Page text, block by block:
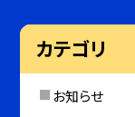
カテゴリ
お知らせ